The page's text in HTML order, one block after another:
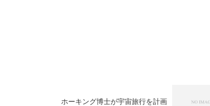
ホーキング博士が宇宙旅行を計画